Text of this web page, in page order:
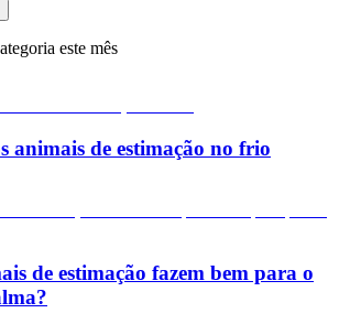
este mês
animais de estimação no frio
de estimação fazem bem para o